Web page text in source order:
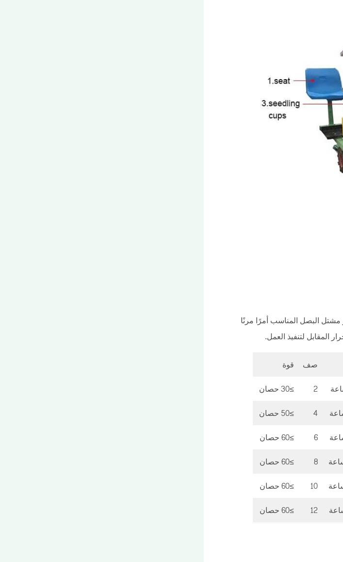
مشتل البصل المناسب أمرًا مرنًا
المقابل لتنفيذ العمل.
صف
قوة
2
≥30 حصان
4
≥50 حصان
6
≥60 حصان
8
≥60 حصان
10
≥60 حصان
12 ≥60 حصان